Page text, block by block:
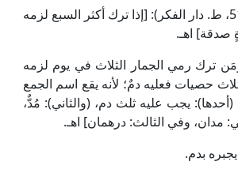
وقال العلامة ابن عابدين الحنفي في "رد المحتار على الدر المختار" (2/ 513، ط. دار الفكر): [إذا ترك أكثر السبع لزمه
صدقة] اهـ.
(8/ 236، ط. دار الفكر): [ومَن ترك رمي الجمار الثلاث في يوم لزمه
حصيات فعليه دمٌ؛ لأنه يقع اسم الجمع
يجب عليه ثلث دم، (والثاني): مُدٌّ،
مدان، وفي الثالث: درهمان] اهـ.
بدم.